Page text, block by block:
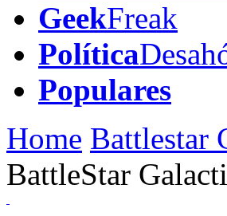
GeekFreak
Política
Populares
Home Battlestar
BattleStar